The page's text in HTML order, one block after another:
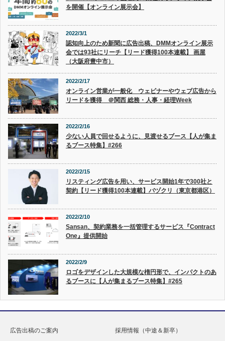
を開催【オンライン展示会】
2022/3/1
認知向上のため新聞に広告出稿、DMMオンライン展示
会では93社にリーチ【リード獲得100本連載】 画屋
（大阪府豊中市）
2022/2/17
オンライン営業が一般化 ウェビナーやウェブ広告から
リードを獲得 ＠関西 総務・人事・経理Week
2022/2/16
少ない人員で回せるように、見渡せるブース【人が集ま
るブース特集】#266
2022/2/15
リスティング広告を用い、サービス開始1年で300社と
契約【リード獲得100本連載】バヅクリ（東京都港区）
2022/2/10
Sansan、契約業務を一括管理するサービス『Contract
One』提供開始
2022/2/9
ロゴをデザインした大規模な楕円形で、インパクトのあ
るブースに【人が集まるブース特集】#265
広告出稿のご案内
採用情報（中途＆新卒）